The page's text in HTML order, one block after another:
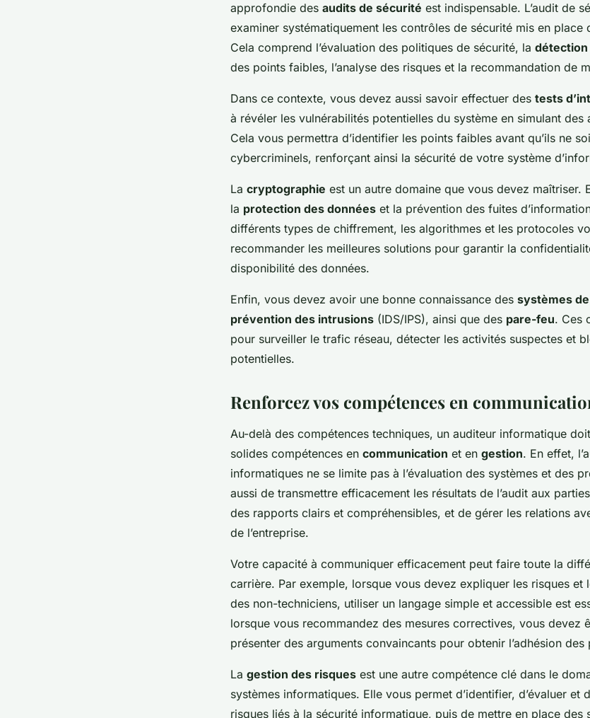
approfondie des audits de sécurité est indispensable. L’audit de
examiner systématiquement les contrôles de sécurité mis en place
Cela comprend l’évaluation des politiques de sécurité, la
des points faibles, l’analyse des risques et la recommandation de
Dans ce contexte, vous devez aussi savoir effectuer des tests
à révéler les vulnérabilités potentielles du système en simulant des
Cela vous permettra d’identifier les points faibles avant qu’ils ne
cybercriminels, renforçant ainsi la sécurité de votre système
La cryptographie est un autre domaine que vous devez maîtriser.
la protection des données et la prévention des fuites
différents types de chiffrement, les algorithmes et les protocoles
recommander les meilleures solutions pour garantir la
disponibilité des données.
Enfin, vous devez avoir une bonne connaissance des systèmes
prévention des intrusions (IDS/IPS), ainsi que des pare-feu. Ces
pour surveiller le trafic réseau, détecter les activités suspectes et
potentielles.
Renforcez vos compétences en
Au-delà des compétences techniques, un auditeur informatique
solides compétences en communication et en gestion. En effet,
informatiques ne se limite pas à l’évaluation des systèmes et des
aussi de transmettre efficacement les résultats de l’audit aux
des rapports clairs et compréhensibles, et de gérer les relations
de l’entreprise.
Votre capacité à communiquer efficacement peut faire toute la
carrière. Par exemple, lorsque vous devez expliquer les risques et
des non-techniciens, utiliser un langage simple et accessible est
lorsque vous recommandez des mesures correctives, vous devez
présenter des arguments convaincants pour obtenir l’adhésion des
La gestion des risques est une autre compétence clé dans le
systèmes informatiques. Elle vous permet d’identifier, d’évaluer et
risques liés à la sécurité informatique, puis de mettre en place des